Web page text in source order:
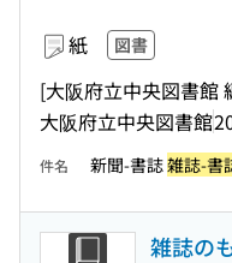
紙 図書
[大阪府立中央図書館
大阪府立中央図書館
件名 新聞-書誌雑誌-書
雑誌の